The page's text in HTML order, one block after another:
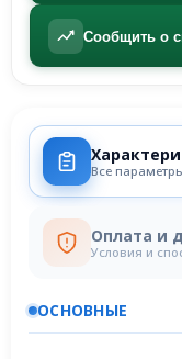
Сообщить о
Все
Оплата и
Условия и
ОСНОВНЫЕ